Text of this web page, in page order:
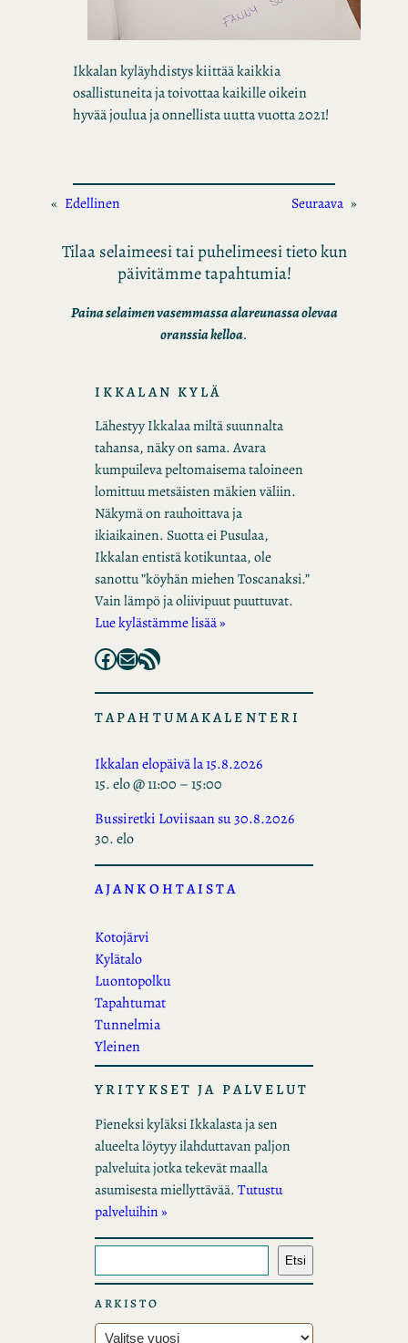
Ikkalan kyläyhdistys kiittää kaikkia
osallistuneita ja toivottaa kaikille oikein
hyvää joulua ja onnellista uutta vuotta 2021!
« Edellinen Seuraava »
Tilaa selaimeesi tai puhelimeesi tieto kun
päivitämme tapahtumia!
Paina selaimen vasemmassa alareunassa olevaa
oranssia kelloa.
IKKALAN KYLÄ
Lähestyy Ikkalaa miltä suunnalta
tahansa, näky on sama. Avara
kumpuileva peltomaisema taloineen
lomittuu metsäisten mäkien väliin.
Näkymä on rauhoittava ja
ikiaikainen. Suotta ei Pusulaa,
Ikkalan entistä kotikuntaa, ole
sanottu ”köyhän miehen Toscanaksi.”
Vain lämpö ja oliivipuut puuttuvat.
Lue kylästämme lisää »
Facebook Mail RSS Feed
TAPAHTUMAKALENTERI
Ikkalan elopäivä la 15.8.2026
15. elo @ 11:00 –15:00
Bussiretki Loviisaan su 30.8.2026
30. elo
AJANKOHTAISTA
Kotojärvi
Kylätalo
Luontopolku
Tapahtumat
Tunnelmia
Yleinen
YRITYKSET JA PALVELUT
Pieneksi kyläksi Ikkalasta ja sen
alueelta löytyy ilahduttavan paljon
palveluita jotka tekevät maalla
asumisesta miellyttävää.Tutustu
palveluihin »
t
s
i
Etsi
ARKISTO
A